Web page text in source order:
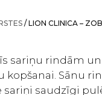
/ LION CLINICA –
sariņu rindām
kopšanai. Sānu
saudzīgi